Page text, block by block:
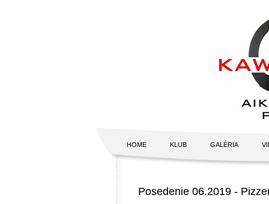
HOME KLUB GALÉRIA
Posedenie 06.2019 -